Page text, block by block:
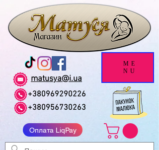
matusya@i.ua
+380969290226
+380956730263
Оплата LiqPay
ME
NU